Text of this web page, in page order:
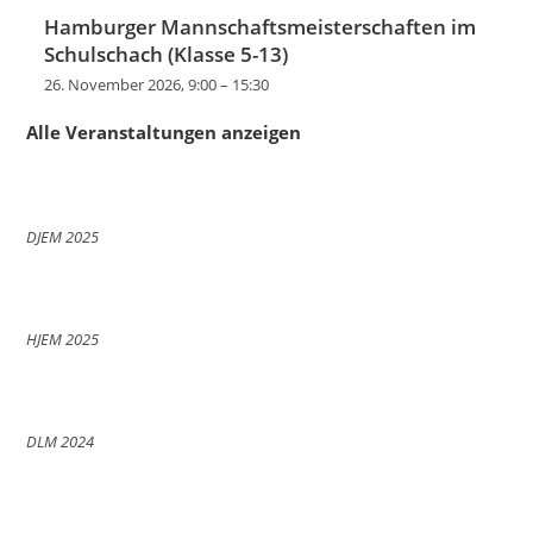
Hamburger Mannschaftsmeisterschaften im
Schulschach (Klasse 5-13)
26. November 2026, 9:00– 15:30
Alle Veranstaltungen anzeigen
DJEM 2025
HJEM 2025
DLM 2024